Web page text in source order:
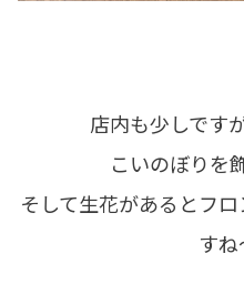
店内も少しです
こいのぼりを
そして生花があるとフ
す